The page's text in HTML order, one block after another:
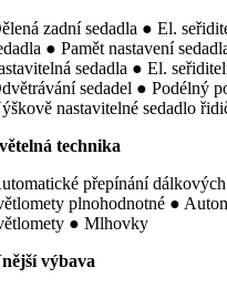
zadní sedadla ● El.
● Pamět nastavení
sedadla ● El.
sedadel ● Podélný
nastavitelné sedadlo
technika
přepínání
plnohodnotné ●
● Mlhovky
výbava